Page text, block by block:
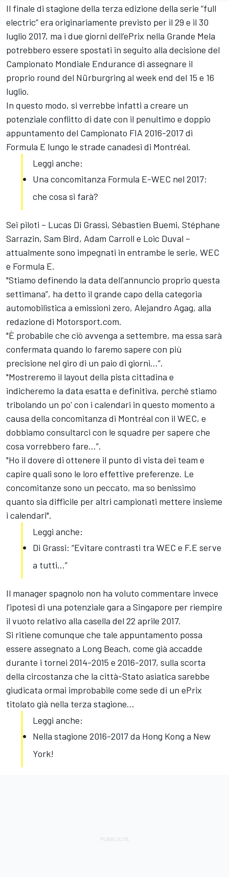
Il finale di stagione della terza edizione della serie “full
electric” era originariamente previsto per il 29 e il 30
luglio 2017, ma i due giorni dell’ePrix nella Grande Mela
potrebbero essere spostati in seguito alla decisione del
Campionato Mondiale Endurance di assegnare il
proprio round del Nürburgring al week end del 15 e 16
luglio.
In questo modo, si verrebbe infatti a creare un
potenziale conflitto di date con il penultimo e doppio
appuntamento del Campionato FIA 2016-2017 di
Formula E lungo le strade canadesi di Montréal.
Leggi anche:
Una concomitanza Formula E-WEC nel 2017:
che cosa si farà?
Sei piloti – Lucas Di Grassi, Sébastien Buemi, Stéphane
Sarrazin, Sam Bird, Adam Carroll e Loic Duval –
attualmente sono impegnati in entrambe le serie, WEC
e Formula E.
"Stiamo definendo la data dell'annuncio proprio questa
settimana”, ha detto il grande capo della categoria
automobilistica a emissioni zero, Alejandro Agag, alla
redazione di Motorsport.com.
"È probabile che ciò avvenga a settembre, ma essa sarà
confermata quando lo faremo sapere con più
precisione nel giro di un paio di giorni...”.
"Mostreremo il layout della pista cittadina e
indicheremo la data esatta e definitiva, perché stiamo
tribolando un po' con i calendari in questo momento a
causa della concomitanza di Montréal con il WEC, e
dobbiamo consultarci con le squadre per sapere che
cosa vorrebbero fare...”.
"Ho il dovere di ottenere il punto di vista dei team e
capire quali sono le loro effettive preferenze. Le
concomitanze sono un peccato, ma so benissimo
quanto sia difficile per altri campionati mettere insieme
i calendari".
Leggi anche:
Di Grassi: “Evitare contrasti tra WEC e F.E serve
a tutti...”
Il manager spagnolo non ha voluto commentare invece
l’ipotesi di una potenziale gara a Singapore per riempire
il vuoto relativo alla casella del 22 aprile 2017.
Si ritiene comunque che tale appuntamento possa
essere assegnato a Long Beach, come già accadde
durante i tornei 2014-2015 e 2016-2017, sulla scorta
della circostanza che la città-Stato asiatica sarebbe
giudicata ormai improbabile come sede di un ePrix
titolato già nella terza stagione...
Leggi anche:
Nella stagione 2016-2017 da Hong Kong a New
York!